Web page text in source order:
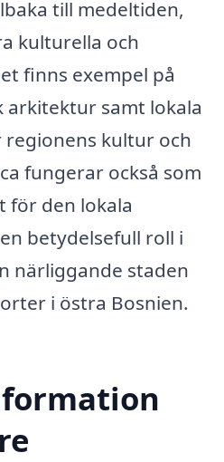
till medeltiden,
kulturella och
finns exempel på
samt lokala
kultur och
fungerar också som
för den lokala
betydelsefull roll i
närliggande staden
i östra Bosnien.